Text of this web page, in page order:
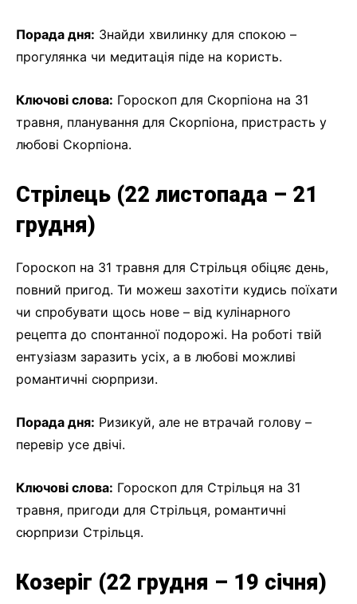
Порада дня: Знайди хвилинку для спокою –
прогулянка чи медитація піде на користь.
Ключові слова: Гороскоп для Скорпіона на 31
травня, планування для Скорпіона, пристрасть у
любові Скорпіона.
Стрілець (22 листопада – 21
грудня)
Гороскоп на 31 травня для Стрільця обіцяє день,
повний пригод. Ти можеш захотіти кудись поїхати
чи спробувати щось нове – від кулінарного
рецепта до спонтанної подорожі. На роботі твій
ентузіазм заразить усіх, а в любові можливі
романтичні сюрпризи.
Порада дня: Ризикуй, але не втрачай голову –
перевір усе двічі.
Ключові слова: Гороскоп для Стрільця на 31
травня, пригоди для Стрільця, романтичні
сюрпризи Стрільця.
Козеріг (22 грудня – 19 січня)